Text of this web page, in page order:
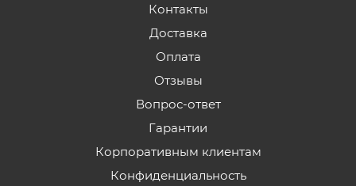
Контакты
Доставка
Оплата
Отзывы
Вопрос-ответ
Гарантии
Корпоративным клиентам
Конфиденциальность